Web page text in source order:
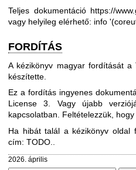
Teljes dokumentáció https://
vagy helyileg elérhető: info
FORDÍTÁS
A kézikönyv magyar fordítását a
készítette.
Ez a fordítás ingyenes
License 3 . Vagy újabb
kapcsolatban. Feltételezzük, hogy
Ha hibát talál a kézikönyv oldal
cím: TODO..
2026. április